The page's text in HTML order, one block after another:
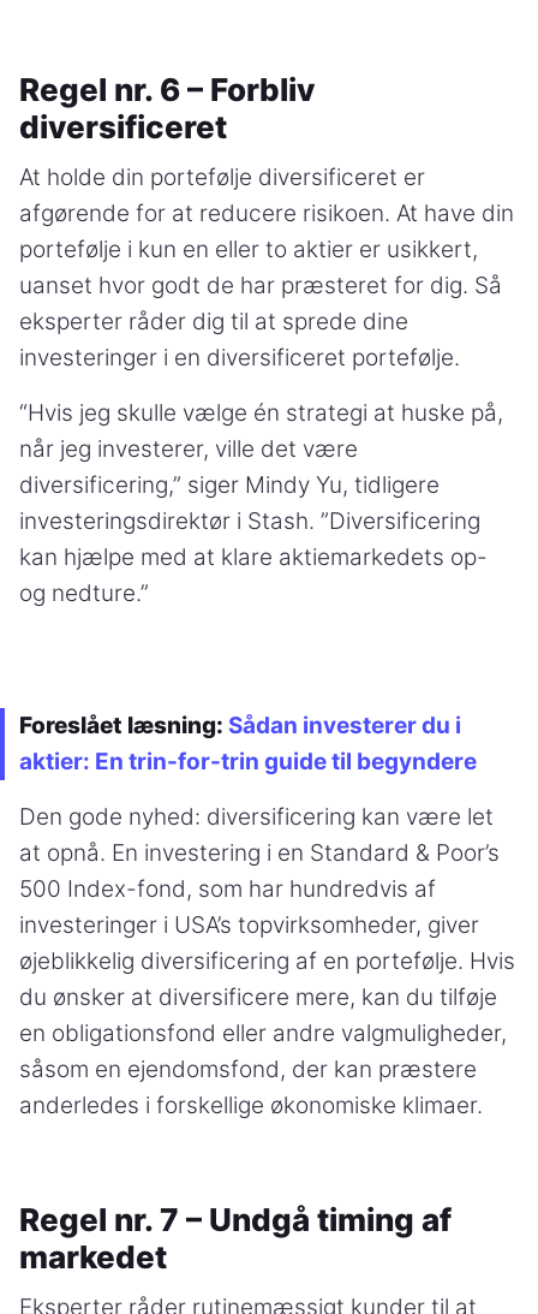
Regel nr. 6 – Forbliv
diversificeret
At holde din portefølje diversificeret er
afgørende for at reducere risikoen. At have din
portefølje i kun en eller to aktier er usikkert,
uanset hvor godt de har præsteret for dig. Så
eksperter råder dig til at sprede dine
investeringer i en diversificeret portefølje.
“Hvis jeg skulle vælge én strategi at huske på,
når jeg investerer, ville det være
diversificering,” siger Mindy Yu, tidligere
investeringsdirektør i Stash. ”Diversificering
kan hjælpe med at klare aktiemarkedets op-
og nedture.”
Foreslået læsning: Sådan investerer du i
aktier: En trin-for-trin guide til begyndere
Den gode nyhed: diversificering kan være let
at opnå. En investering i en Standard & Poor’s
500 Index-fond, som har hundredvis af
investeringer i USA’s topvirksomheder, giver
øjeblikkelig diversificering af en portefølje. Hvis
du ønsker at diversificere mere, kan du tilføje
en obligationsfond eller andre valgmuligheder,
såsom en ejendomsfond, der kan præstere
anderledes i forskellige økonomiske klimaer.
Regel nr. 7 – Undgå timing af
markedet
Eksperter råder rutinemæssigt kunder til at